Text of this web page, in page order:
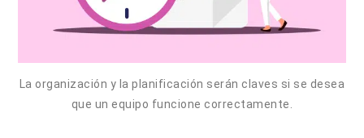
La organización y la planificación serán claves si se desea
que un equipo funcione correctamente.